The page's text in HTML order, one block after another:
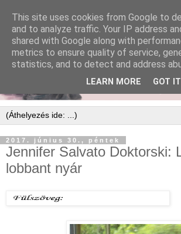
2017. június 30., péntek
Jennifer Salvato Doktorski:
lobbant nyár
This site uses cookies from Google to
and to analyze traffic. Your IP address
shared with Google along with
metrics to ensure quality of service,
statistics, and to detect and address
LEARN MORE GOT IT